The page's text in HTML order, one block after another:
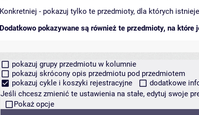
Konkretniej - pokazuj tylko te przedmioty, dla których
Dodatkowo pokazywane są również te przedmioty, na
pokazuj grupy przedmiotu w kolumnie
pokazuj skrócony opis przedmiotu pod przedmiotem
pokazuj cykle i koszyki rejestracyjne
dodatkowe
Jeśli chcesz zmienić te ustawienia na stałe, edytuj swoje
Pokaż opcje